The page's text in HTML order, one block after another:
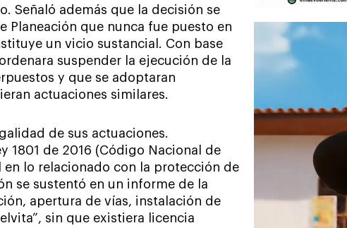
Señaló además que la decisión se
Planeación que nunca fue puesto en
un vicio sustancial. Con base
suspender la ejecución de la
y que se adoptaran
actuaciones similares.
de sus actuaciones.
1801 de 2016 (Código Nacional de
lo relacionado con la protección de
se sustentó en un informe de la
apertura de vías, instalación de
sin que existiera licencia